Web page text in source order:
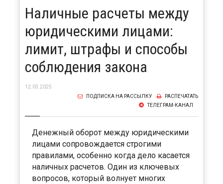
Наличные расчеты между
юридическими лицами:
лимит, штрафы и способы
соблюдения закона
12.03.2025
РАСПЕЧАТАТЬ
ПОДПИСКА НА РАССЫЛКУ
ТЕЛЕГРАМ-КАНАЛ
Денежный оборот между юридическими
лицами сопровождается строгими
правилами, особенно когда дело касается
наличных расчетов. Один из ключевых
вопросов, который волнует многих